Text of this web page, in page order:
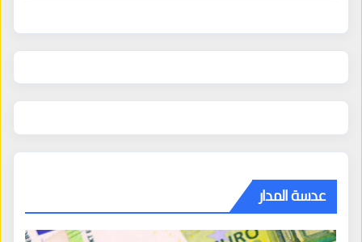
عدسة المدار